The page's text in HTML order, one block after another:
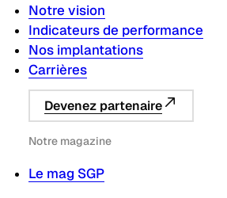
Notre vision
Indicateurs de performance
Nos implantations
Carrières
Devenez partenaire
Notre magazine
Le mag SGP